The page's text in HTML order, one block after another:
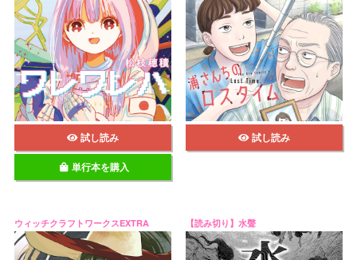
試し読み
単行本を購入
試し読み
ウィッチクラフトワークスEXTRA 【読み切り】水聲